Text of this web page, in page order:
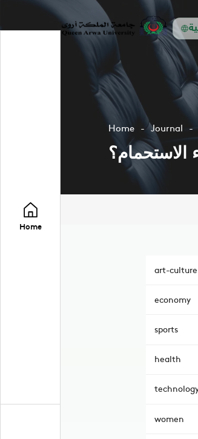
Home
Home Journal
الاستحمام؟
art-culture
economy
sports
health
women